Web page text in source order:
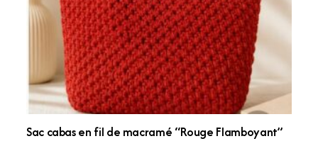
Sac cabas en fil de macramé “Rouge Flamboyant”